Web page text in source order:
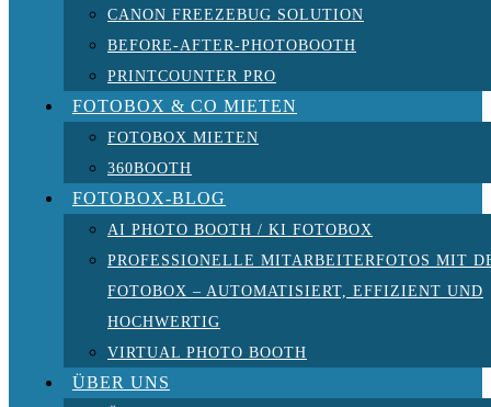
CANON FREEZEBUG SOLUTION
BEFORE-AFTER-PHOTOBOOTH
PRINTCOUNTER PRO
FOTOBOX & CO MIETEN
FOTOBOX MIETEN
360BOOTH
FOTOBOX-BLOG
AI PHOTO BOOTH / KI FOTOBOX
PROFESSIONELLE MITARBEITERFOTOS MIT
FOTOBOX – AUTOMATISIERT, EFFIZIENT UND
HOCHWERTIG
VIRTUAL PHOTO BOOTH
ÜBER UNS